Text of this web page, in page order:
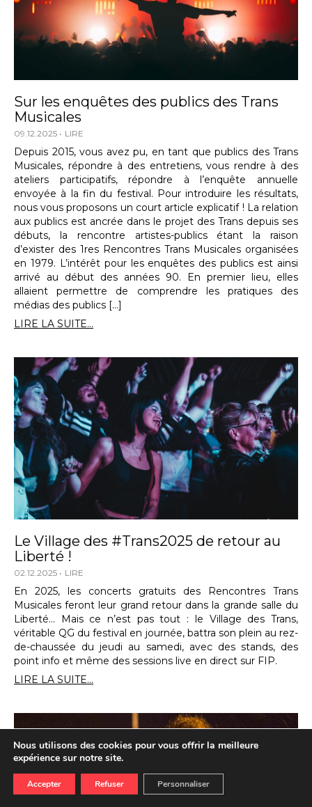
Sur les enquêtes des publics des Trans
Musicales
09.12.2025 LIRE
Depuis 2015, vous avez pu, en tant que publics des Trans
Musicales, répondre à des entretiens, vous rendre à des
ateliers participatifs, répondre à l’enquête annuelle
envoyée à la fin du festival. Pour introduire les résultats,
nous vous proposons un court article explicatif ! La relation
aux publics est ancrée dans le projet des Trans depuis ses
débuts, la rencontre artistes-publics étant la raison
d’exister des 1res Rencontres Trans Musicales organisées
en 1979. L’intérêt pour les enquêtes des publics est ainsi
arrivé au début des années 90. En premier lieu, elles
allaient permettre de comprendre les pratiques des
médias des publics […]
LIRE LA SUITE...
Le Village des #Trans2025 de retour au
Liberté !
02.12.2025 LIRE
En 2025, les concerts gratuits des Rencontres Trans
Musicales feront leur grand retour dans la grande salle du
Liberté… Mais ce n’est pas tout : le Village des Trans,
véritable QG du festival en journée, battra son plein au rez-
de-chaussée du jeudi au samedi, avec des stands, des
point info et même des sessions live en direct sur FIP.
LIRE LA SUITE...
Nous utilisons des cookies pour vous offrir la meilleure
expérience sur notre site.
Accepter Refuser Personnaliser